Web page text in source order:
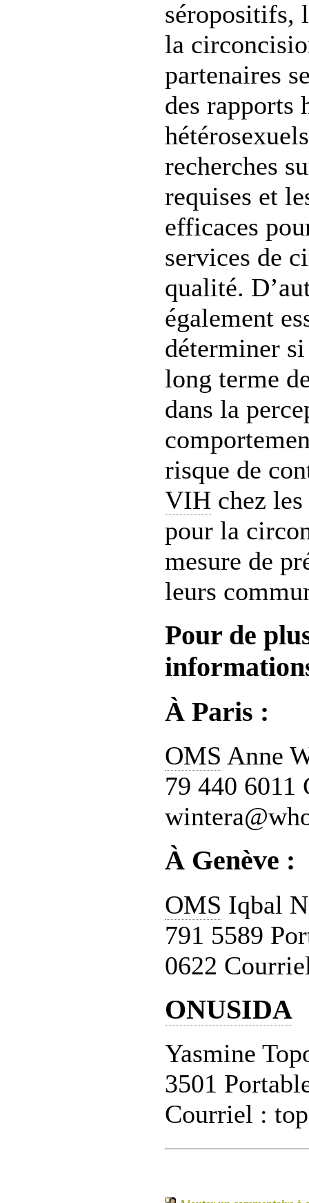
séropositifs,
la
partenaires
des rapports
recherches
requises et
efficaces
services de
qualité.
également
déterminer
long terme
dans la
risque de
VIH chez
pour la
mesure de
leurs
Pour de
À Paris :
OMS Anne
79 440 6011
À Genève :
OMS Iqbal
791 5589
0622
ONUSIDA
Yasmine
3501
Courriel :